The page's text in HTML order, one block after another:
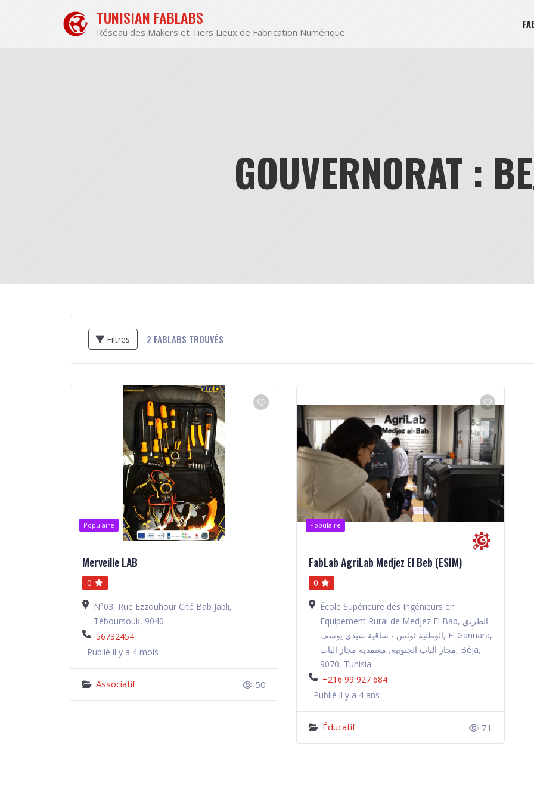
TUNISIAN FABLABS
Réseau des Makers et Tiers Lieux de Fabrication Numérique
GOUVERNORAT :
Filtres 2 FABLABS TROUVÉS
Populaire
Merveille LAB
0
N°03, Rue Ezzouhour Cité Bab Jabli,
Téboursouk, 9040
56732454
Publié il y a 4 mois
Associatif 50
Populaire
FabLab AgriLab Medjez El Beb (ESIM)
0
École Supérieure des Ingénieurs en
Equipement Rural de Medjez El Bab, الطريق
الوطنية تونس - ساقية سيدي يوسف, El Gannara,
مجاز الباب الجنوبية, معتمدية مجاز الباب, Béja,
9070, Tunisia
+216 99 927 684
Publié il y a 4 ans
Éducatif 71